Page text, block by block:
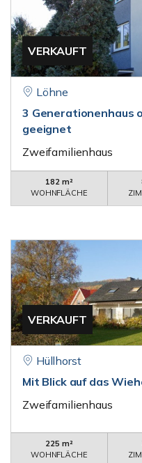
VERKAUFT
Löhne
3 Generationenhaus
geeignet
Zweifamilienhaus
182 m²
WOHNFLÄCHE
VERKAUFT
Hüllhorst
Mit Blick auf das
Zweifamilienhaus
225 m²
WOHNFLÄCHE